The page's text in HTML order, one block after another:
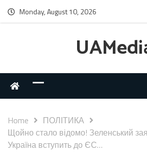
Monday, August 10, 2026
Home
ПОЛІТИКА
Щойно стало відомо! Зеленський
Україна вступить до ЄС…